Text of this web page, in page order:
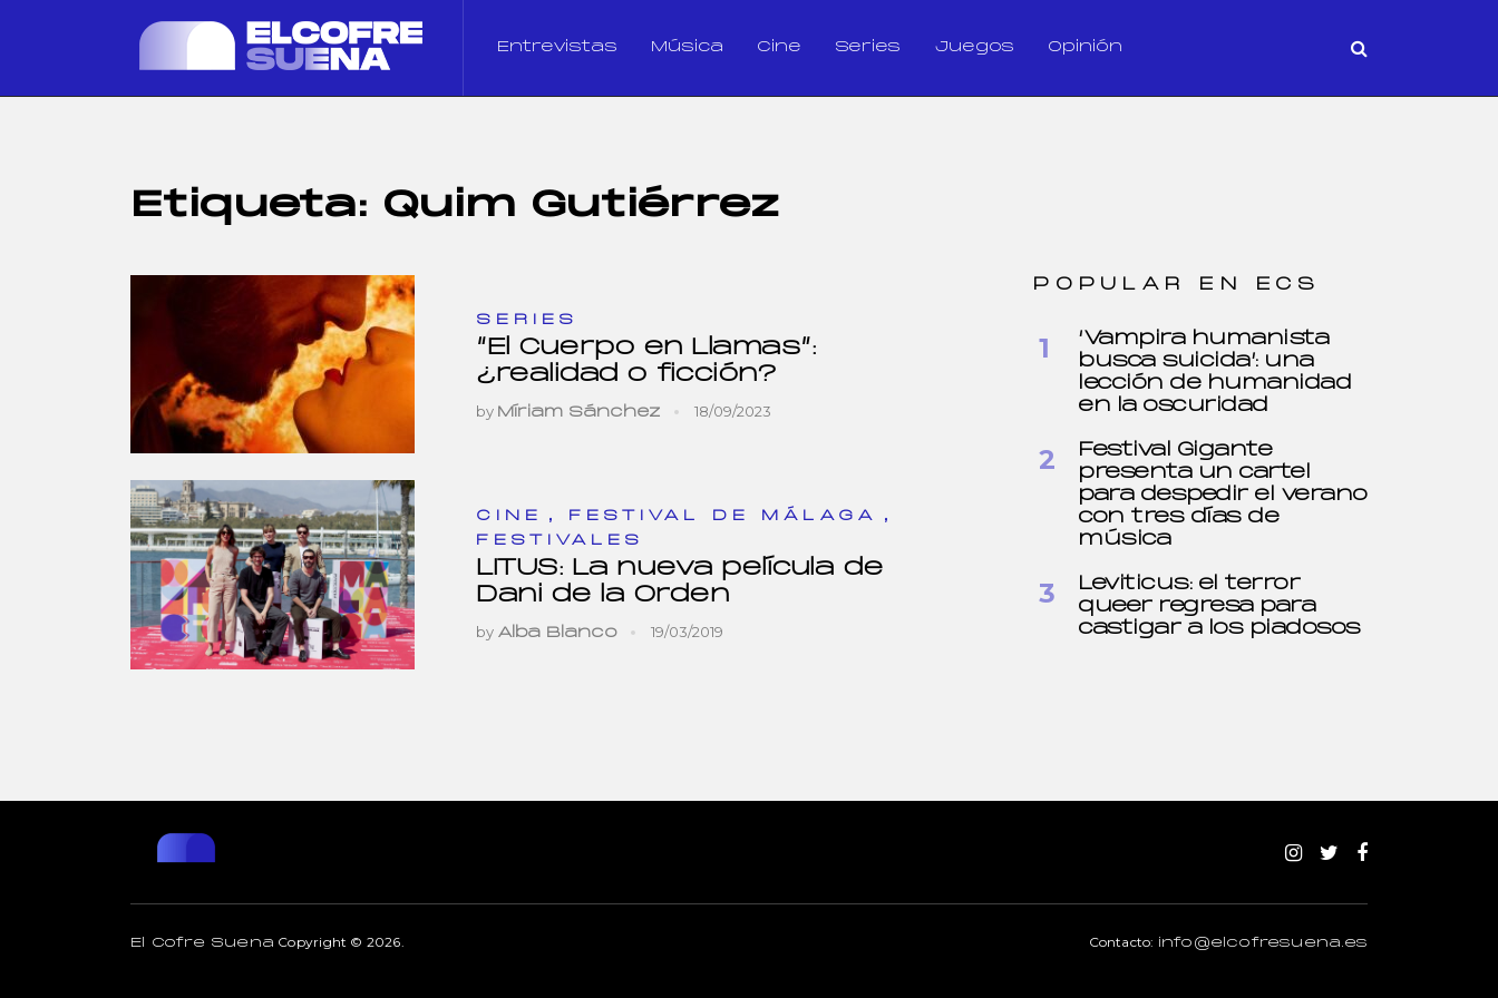
Entrevistas Música Cine Series Juegos Opinión
Etiqueta: Quim Gutiérrez
SERIES
“El Cuerpo en Llamas”:
¿realidad o ficción?
by Míriam Sánchez 18/09/2023
CINE , FESTIVAL DE MÁLAGA ,
FESTIVALES
LITUS: La nueva película de
Dani de la Orden
by Alba Blanco 19/03/2019
POPULAR EN ECS
‘Vampira humanista
busca suicida’: una
lección de humanidad
en la oscuridad
Festival Gigante
presenta un cartel
para despedir el verano
con tres días de
música
Leviticus: el terror
queer regresa para
castigar a los piadosos
El Cofre Suena Copyright © 2026. Contacto: info@elcofresuena.es